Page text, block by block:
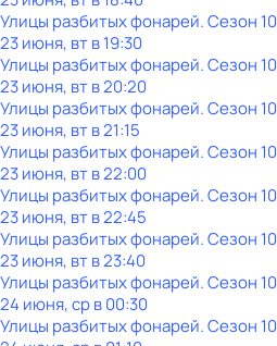
Улицы разбитых фонарей. Сезон 10
23 июня, вт в 19:30
Улицы разбитых фонарей. Сезон 10
23 июня, вт в 20:20
Улицы разбитых фонарей. Сезон 10
23 июня, вт в 21:15
Улицы разбитых фонарей. Сезон 10
23 июня, вт в 22:00
Улицы разбитых фонарей. Сезон 10
23 июня, вт в 22:45
Улицы разбитых фонарей. Сезон 10
23 июня, вт в 23:40
Улицы разбитых фонарей. Сезон 10
24 июня, ср в 00:30
Улицы разбитых фонарей. Сезон 10